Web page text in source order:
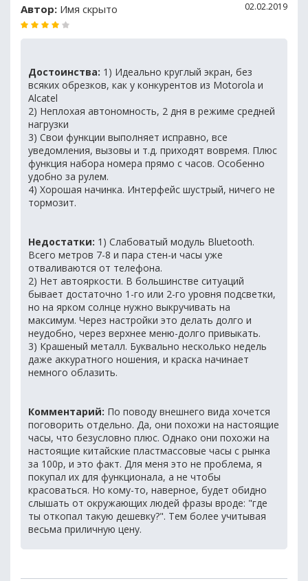
Автор: Имя скрыто 02.02.2019
Достоинства: 1) Идеально круглый экран, без
всяких обрезков, как у конкурентов из Motorola и
Alcatel
2) Неплохая автономность, 2 дня в режиме средней
нагрузки
3) Свои функции выполняет исправно, все
уведомления, вызовы и т.д. приходят вовремя. Плюс
функция набора номера прямо с часов. Особенно
удобно за рулем.
4) Хорошая начинка. Интерфейс шустрый, ничего не
тормозит.
Недостатки: 1) Слабоватый модуль Bluetooth.
Всего метров 7-8 и пара стен-и часы уже
отваливаются от телефона.
2) Нет автояркости. В большинстве ситуаций
бывает достаточно 1-го или 2-го уровня подсветки,
но на ярком солнце нужно выкручивать на
максимум. Через настройки это делать долго и
неудобно, через верхнее меню-долго привыкать.
3) Крашеный металл. Буквально несколько недель
даже аккуратного ношения, и краска начинает
немного облазить.
Комментарий: По поводу внешнего вида хочется
поговорить отдельно. Да, они похожи на настоящие
часы, что безусловно плюс. Однако они похожи на
настоящие китайские пластмассовые часы с рынка
за 100р, и это факт. Для меня это не проблема, я
покупал их для функционала, а не чтобы
красоваться. Но кому-то, наверное, будет обидно
слышать от окружающих людей фразы вроде: "где
ты откопал такую дешевку?". Тем более учитывая
весьма приличную цену.